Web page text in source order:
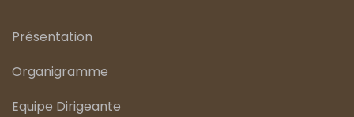
Présentation
Organigramme
Equipe Dirigeante